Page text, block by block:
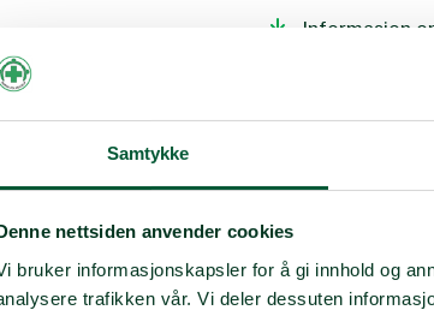
Samtykke
nettsiden anvender cookies
bruker informasjonskapsler for å gi innhold og
trafikken vår. Vi deler dessuten
Informasjon
Retningslinjer
Aktiviteter